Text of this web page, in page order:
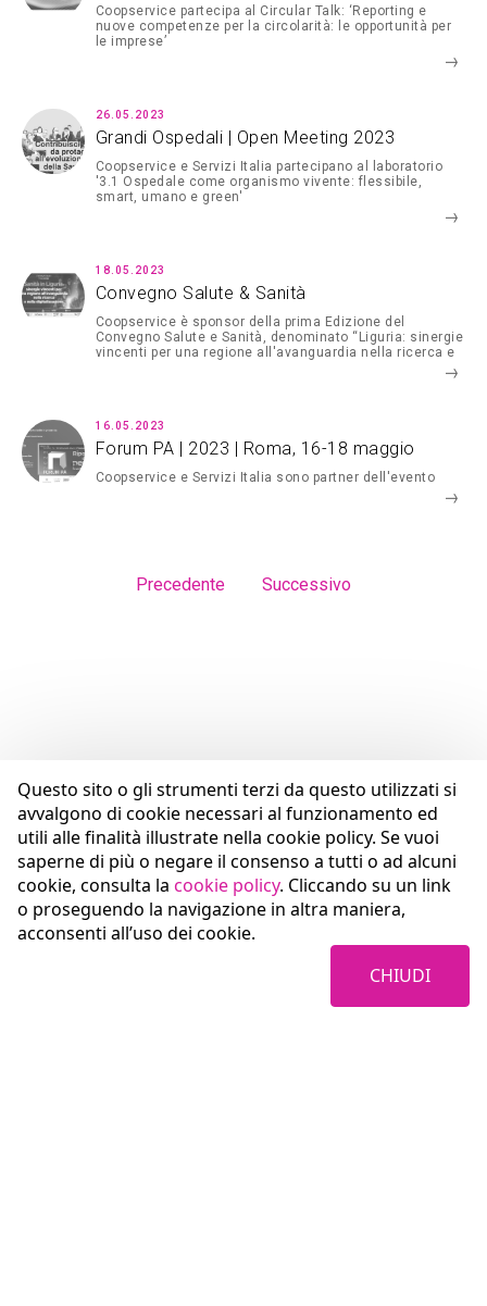
Questo sito o gli strumenti terzi da questo utilizzati si
avvalgono di cookie necessari al funzionamento ed
utili alle finalità illustrate nella cookie policy. Se vuoi
saperne di più o negare il consenso a tutti o ad alcuni
cookie, consulta la cookie policy. Cliccando su un link
o proseguendo la navigazione in altra maniera,
acconsenti all’uso dei cookie.
CHIUDI
Coopservice partecipa al Circular Talk: ‘Reporting e
nuove competenze per la circolarità: le opportunità per
le imprese’
26.05.2023
Grandi Ospedali | Open Meeting 2023
Coopservice e Servizi Italia partecipano al laboratorio
'3.1 Ospedale come organismo vivente: flessibile,
smart, umano e green'
18.05.2023
Convegno Salute & Sanità
Coopservice è sponsor della prima Edizione del
Convegno Salute e Sanità, denominato “Liguria: sinergie
vincenti per una regione all'avanguardia nella ricerca e
16.05.2023
Forum PA | 2023 | Roma, 16-18 maggio
Coopservice e Servizi Italia sono partner dell'evento
Precedente Successivo